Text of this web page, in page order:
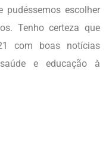
pudéssemos escolher
Tenho certeza que
com boas notícias
e educação à